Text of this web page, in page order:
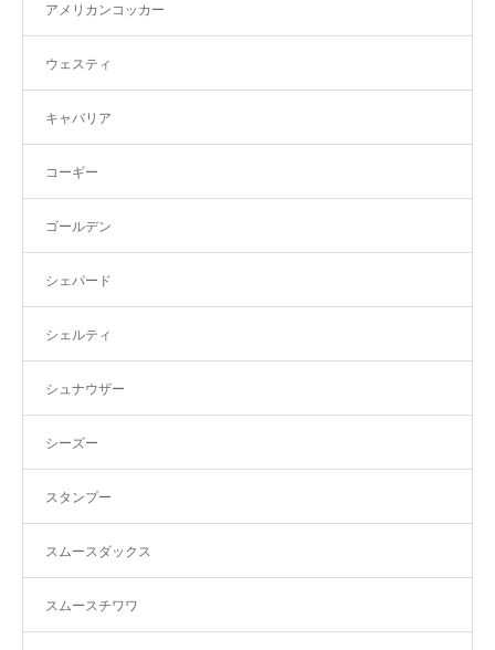
アメリカンコッカー
ウェスティ
キャバリア
コーギー
ゴールデン
シェパード
シェルティ
シュナウザー
シーズー
スタンプー
スムースダックス
スムースチワワ